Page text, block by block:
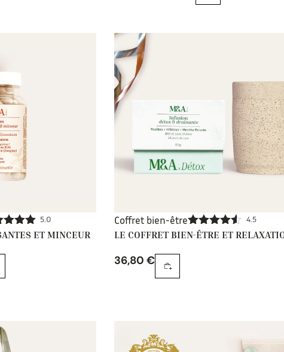
5.00
5.0
ET MINCEUR
Coffret bien-être
Note4.50
4.5
LE COFFRET BIEN-ÊTRE ET
36,80 €